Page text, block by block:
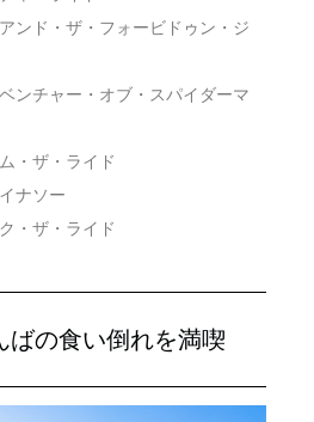
ンド・ザ・フォービドゥン・ジ
ンチャー・オブ・スパイダーマ
・ザ・ライド
ナソー
・ザ・ライド
ばの食い倒れを満喫